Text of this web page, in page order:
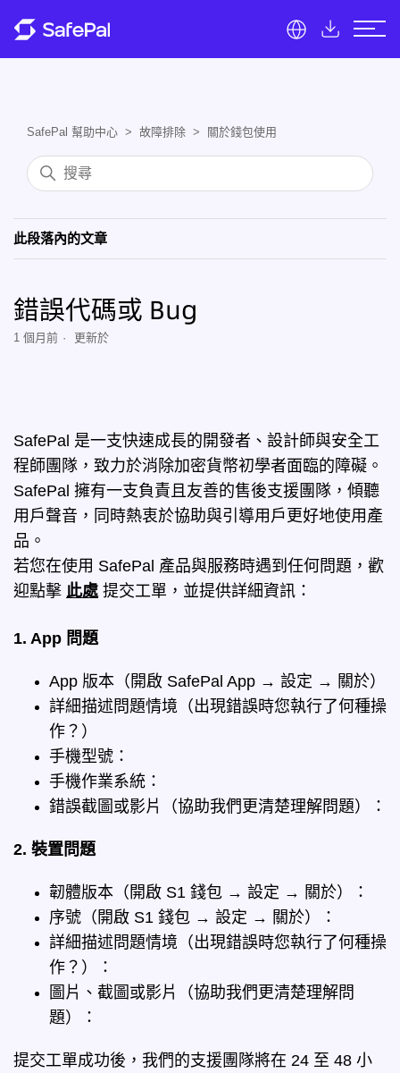
SafePal 幫助中心 故障排除 關於錢包使用
此段落內的文章
錯誤代碼或 Bug
1 個月前 更新於
SafePal 是一支快速成長的開發者、設計師與安全工
程師團隊，致力於消除加密貨幣初學者面臨的障礙。
SafePal 擁有一支負責且友善的售後支援團隊，傾聽
用戶聲音，同時熱衷於協助與引導用戶更好地使用產
品。
若您在使用 SafePal 產品與服務時遇到任何問題，歡
迎點擊 此處 提交工單，並提供詳細資訊：
1. App 問題
App 版本（開啟 SafePal App → 設定 → 關於）
詳細描述問題情境（出現錯誤時您執行了何種操
作？）
手機型號：
手機作業系統：
錯誤截圖或影片（協助我們更清楚理解問題）：
2. 裝置問題
韌體版本（開啟 S1 錢包 → 設定 → 關於）：
序號（開啟 S1 錢包 → 設定 → 關於）：
詳細描述問題情境（出現錯誤時您執行了何種操
作？）：
圖片、截圖或影片（協助我們更清楚理解問
題）：
提交工單成功後，我們的支援團隊將在 24 至 48 小